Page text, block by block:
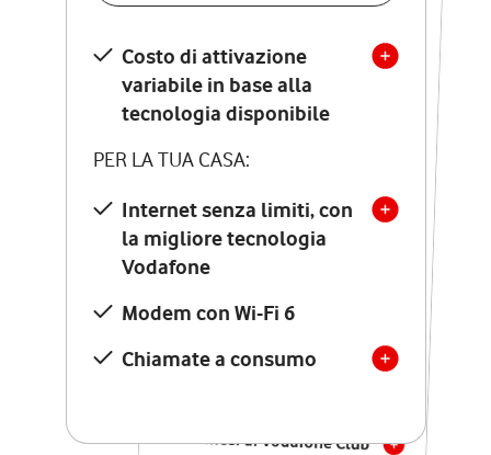
Costo di attivazione
variabile in base alla
tecnologia disponibile
PER LA TUA CASA:
Internet senza limiti, con
la migliore tecnologia
Vodafone
Modem con Wi-Fi 6
Chiamate a consumo
Costo di attivazione
variabile in base alla
tecnologia disponibile
PER LA TUA CASA:
Internet senza limiti, con
la migliore tecnologia
Vodafone
Modem Seven con Wi-Fi 7
Chiamate illimitate verso
numeri fissi e mobili
nazionali
12 mesi di Vodafone Club
con sconti ed esperienze
esclusive, poi si disattiva